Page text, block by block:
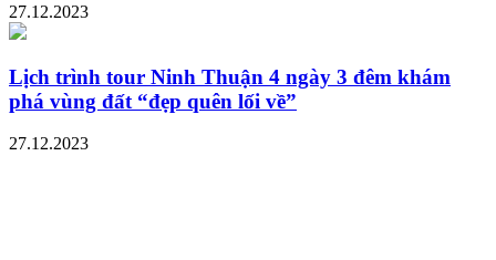
27.12.2023
Lịch trình tour Ninh Thuận 4 ngày 3 đêm khám
phá vùng đất “đẹp quên lối về”
27.12.2023